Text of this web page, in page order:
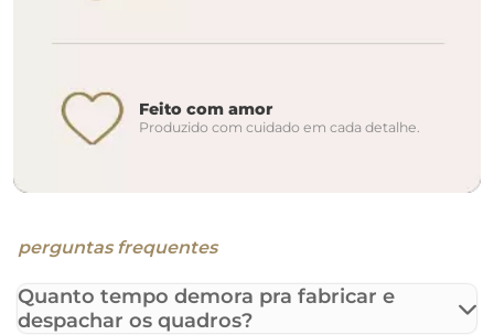
Feito com amor
Produzido com cuidado em cada detalhe.
perguntas frequentes
Quanto tempo demora pra fabricar e
despachar os quadros?